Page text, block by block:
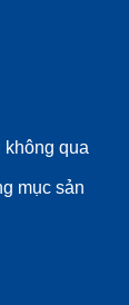
qua
mục sản